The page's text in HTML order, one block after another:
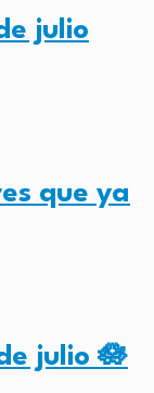
julio
que ya
julio 🪷